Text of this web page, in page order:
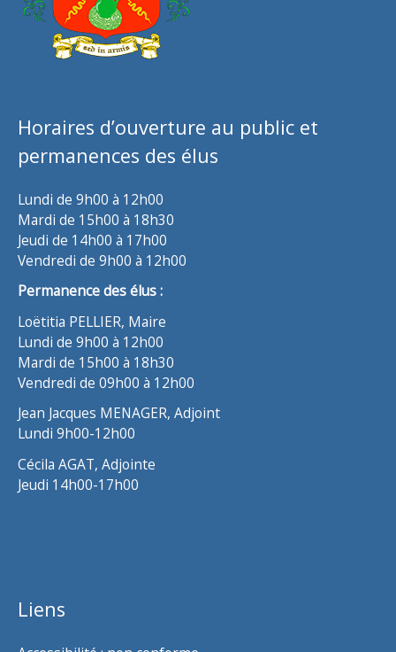
Horaires d’ouverture au public et
permanences des élus
Lundi de 9h00 à 12h00
Mardi de 15h00 à 18h30
Jeudi de 14h00 à 17h00
Vendredi de 9h00 à 12h00
Permanence des élus :
Loëtitia PELLIER, Maire
Lundi de 9h00 à 12h00
Mardi de 15h00 à 18h30
Vendredi de 09h00 à 12h00
Jean Jacques MENAGER, Adjoint
Lundi 9h00-12h00
Cécila AGAT, Adjointe
Jeudi 14h00-17h00
Liens